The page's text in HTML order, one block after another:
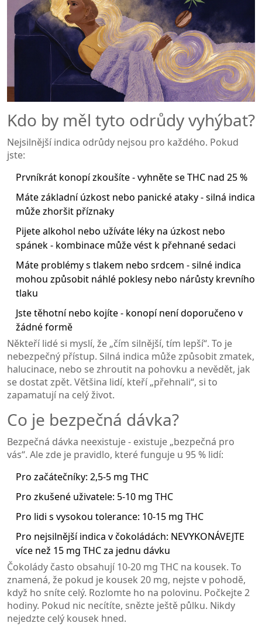
Kdo by měl tyto odrůdy vyhýbat?
Nejsilnější indica odrůdy nejsou pro každého. Pokud
jste:
Prvníkrát konopí zkoušíte - vyhněte se THC nad 25 %
Máte základní úzkost nebo panické ataky - silná indica
může zhoršit příznaky
Pijete alkohol nebo užíváte léky na úzkost nebo
spánek - kombinace může vést k přehnané sedaci
Máte problémy s tlakem nebo srdcem - silné indica
mohou způsobit náhlé poklesy nebo nárůsty krevního
tlaku
Jste těhotní nebo kojíte - konopí není doporučeno v
žádné formě
Někteří lidé si myslí, že „čím silnější, tím lepší“. To je
nebezpečný přístup. Silná indica může způsobit zmatek,
halucinace, nebo se zhroutit na pohovku a nevědět, jak
se dostat zpět. Většina lidí, kteří „přehnali“, si to
zapamatují na celý život.
Co je bezpečná dávka?
Bezpečná dávka neexistuje - existuje „bezpečná pro
vás“. Ale zde je pravidlo, které funguje u 95 % lidí:
Pro začátečníky: 2,5-5 mg THC
Pro zkušené uživatele: 5-10 mg THC
Pro lidi s vysokou tolerance: 10-15 mg THC
Pro nejsilnější indica v čokoládách: NEVYKONÁVEJTE
více než 15 mg THC za jednu dávku
Čokolády často obsahují 10-20 mg THC na kousek. To
znamená, že pokud je kousek 20 mg, nejste v pohodě,
když ho sníte celý. Rozlomte ho na polovinu. Počkejte 2
hodiny. Pokud nic necítíte, snězte ještě půlku. Nikdy
nejedzte celý kousek hned.